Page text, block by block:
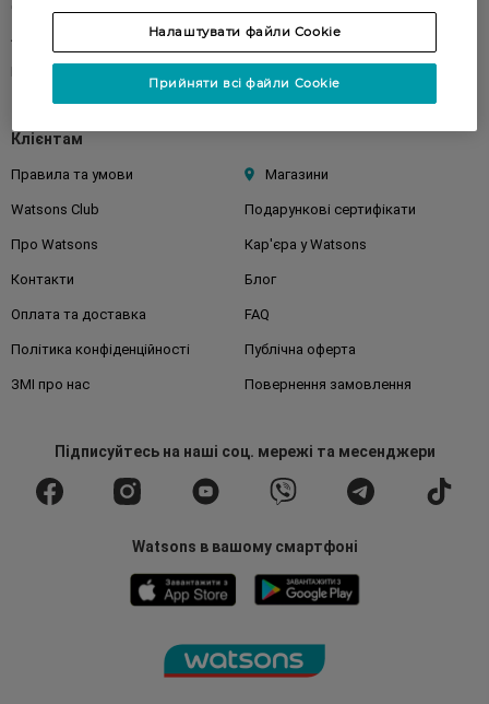
Аксесуари Дерматокосметика
Клієнтам
Правила та умови Магазини
Watsons Club Подарункові сертифікати
Про Watsons Кар'єра у Watsons
Контакти Блог
Оплата та доставка FAQ
Політика конфіденційності Публічна оферта
ЗМІ про нас Повернення замовлення
Підписуйтесьна наші соц. мережі та месенджери
Watsons в вашому смартфоні
Налаштувати файли Cookie
Прийняти всі файли Cookie